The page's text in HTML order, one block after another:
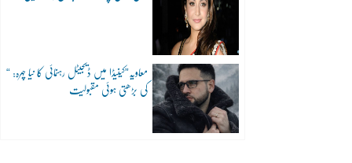
“معاویہ”کینیڈا میں ڈیجیٹل رہنمائی کا نیا چہرہ:
کی بڑھتی ہوئی مقبولیت